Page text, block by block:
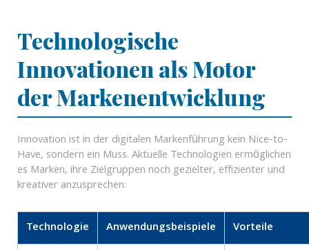
Technologische
Innovationen als Motor
der Markenentwicklung
Innovation ist in der digitalen Markenführung kein Nice-to-
Have, sondern ein Muss. Aktuelle Technologien ermöglichen
es Marken, ihre Zielgruppen noch gezielter, effizienter und
kreativer anzusprechen:
Technologie Anwendungsbeispiele Vorteile